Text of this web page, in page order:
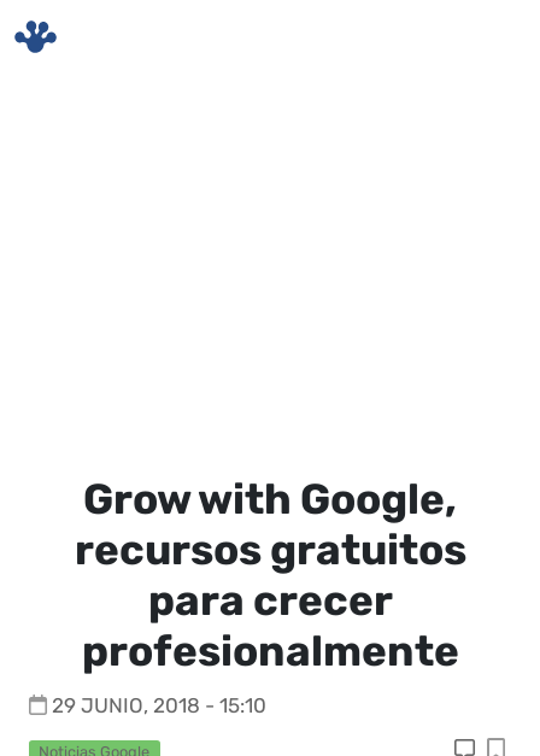
Grow with Google,
recursos gratuitos
para crecer
profesionalmente
29 JUNIO, 2018 - 15:10
Noticias Google